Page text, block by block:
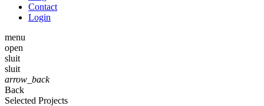
Contact
Login
menu
open
sluit
sluit
arrow_back
Back
Selected Projects